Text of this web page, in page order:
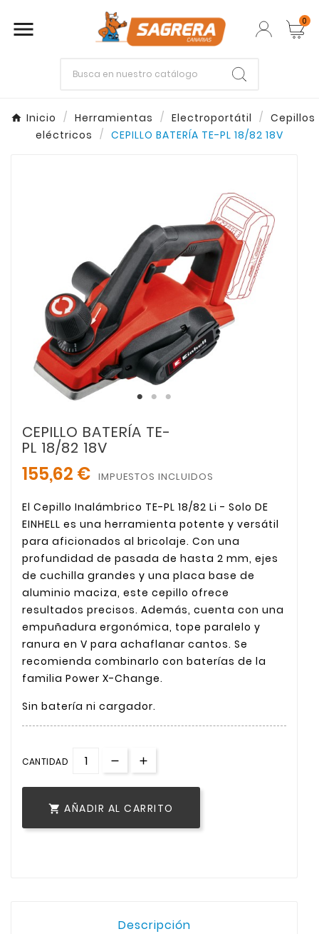
 0
Inicio Herramientas Electroportátil
Cepillos
eléctricos
CEPILLO BATERÍA TE-PL 18/82 18V
CEPILLO BATERÍA TE-
PL 18/82 18V
155,62 € IMPUESTOS INCLUIDOS
El Cepillo Inalámbrico TE-PL 18/82 Li - Solo DE
EINHELL es una herramienta potente y versátil
para aficionados al bricolaje. Con una
profundidad de pasada de hasta 2 mm, ejes
de cuchilla grandes y una placa base de
aluminio maciza, este cepillo ofrece
resultados precisos. Además, cuenta con una
empuñadura ergonómica, tope paralelo y
ranura en V para achaflanar cantos. Se
recomienda combinarlo con baterías de la
familia Power X-Change.
Sin batería ni cargador.
CANTIDAD
 AÑADIR AL CARRITO
Descripción